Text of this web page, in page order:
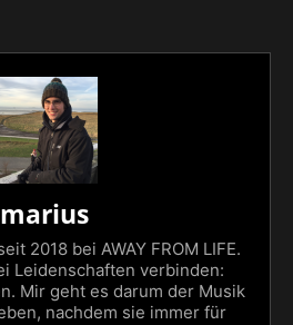
marius
2018 bei AWAY FROM LIFE.
Leidenschaften verbinden:
Mir geht es darum der Musik
nachdem sie immer für